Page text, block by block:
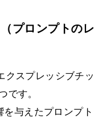
プロンプトのレ
クスプレッシブチッ
です。
与えたプロンプト